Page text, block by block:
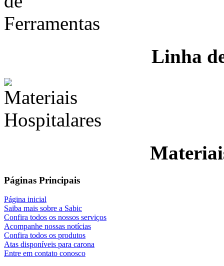
Linha
Páginas Principais
Página inicial
Saiba mais sobre a Sabic
Confira todos os nossos serviços
Acompanhe nossas notícias
Confira todos os produtos
Atas disponíveis para carona
Entre em contato conosco